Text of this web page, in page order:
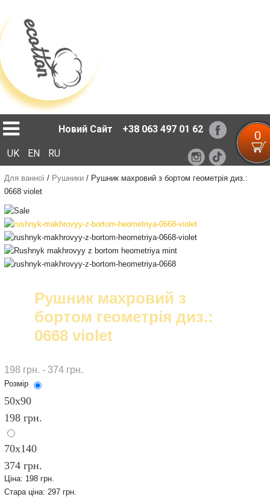
Новий Сайт +38 063 497 01 62 0
UK EN RU
Для ванної/ Рушники / Рушник махровий з бортом геометрія диз.:
0668 violet
Рушник махровий з
бортом геометрія диз.:
0668 violet
198 грн. - 374 грн.
Розмір
50х90
198 грн.
70х140
374 грн.
Ціна: 198 грн.
Стара ціна: 297 грн.